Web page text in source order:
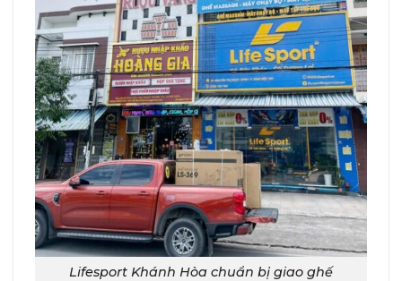
Lifesport Khánh Hòa chuẩn bị giao ghế